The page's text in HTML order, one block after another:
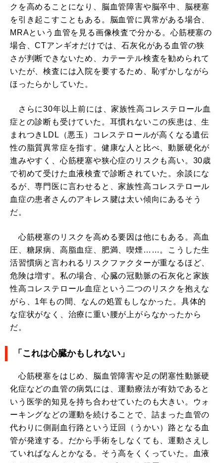
クを高めることになり、脳血管障害や脳卒中、脳梗塞
を引き起こすこともある。脳血管に異常がある場合、
MRAという血管を見る画像検査で分かる。心筋梗塞の
場合、CTアンギオだけでは、石灰化がある血管の狭
さが判断できないため、カテーテル検査を勧められて
いたが、検査には入院を要するため、恥ずかしながら
ほったらかしていた。
さらに30年以上前には、家族性高コレステロール血
症との診断も受けていた。耳慣れないこの疾患は、生
まれつきLDL（悪玉）コレステロールが高くなる遺伝
性の脂質異常症を指す。健康な人と比べ、動脈硬化が
進みやすく、心筋梗塞や狭心症のリスクも高い。30歳
で初めて受けた血液検査で診断されていた。余談にな
るが、専門医に言わせると、家族性高コレステロール
血症の患者さんのアキレス腱は太い傾向にあるそう
だ。
心筋梗塞のリスクを高める要因は他にもある。高血
圧、糖尿病、高脂血症、肥満、喫煙……。こうした生
活習慣病と言われるリスクファクターが重なるほど、
危険は増す。私の場合、心臓の冠動脈の石灰化と家族
性高コレステロール血症という二つのリスクを抱えな
がら、1年もの間、なんの処置もしなかった。具体的
な症状がなく、治療に重い腰が上がらなかったから
だ。
「これは心臓かもしれない」
心筋梗塞をはじめ、脳血管障害や足の閉塞性動脈硬
化症などの血管の病気には、運動療法が有効であると
いう医学的知見を持ち合わせていたのも大きい。ウォ
ーキングなどの運動を続けることで、詰まった血管の
代わりに側副血行路という迂回（うかい）路となる血
管が発達する。だから手術をしなくても、運動さえし
ていればなんとかなる。そう高をくくっていた。血液